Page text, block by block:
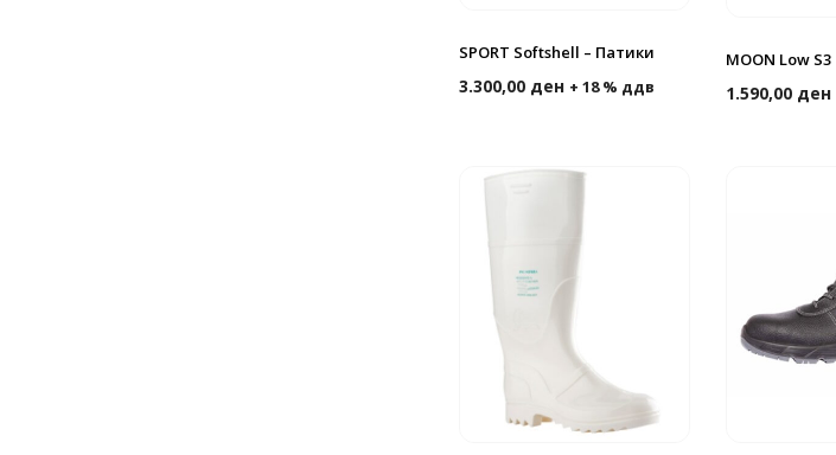
SPORT Softshell – Патики
3.300,00 ден + 18 % ддв
MOON Low S3
1.590,00 ден